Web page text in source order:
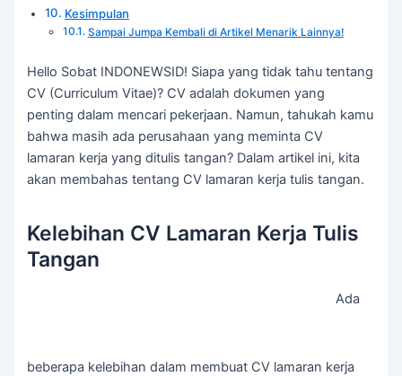
Kesimpulan
Sampai Jumpa Kembali di Artikel Menarik Lainnya!
Hello Sobat INDONEWSID! Siapa yang tidak tahu tentang
CV (Curriculum Vitae)? CV adalah dokumen yang
penting dalam mencari pekerjaan. Namun, tahukah kamu
bahwa masih ada perusahaan yang meminta CV
lamaran kerja yang ditulis tangan? Dalam artikel ini, kita
akan membahas tentang CV lamaran kerja tulis tangan.
Kelebihan CV Lamaran Kerja Tulis
Tangan
Ada
beberapa kelebihan dalam membuat CV lamaran kerja